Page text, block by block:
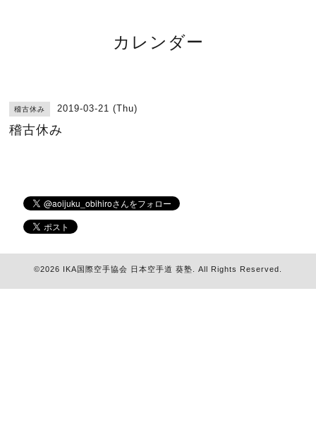
カレンダー
稽古休み 2019-03-21 (Thu)
稽古休み
©2026 IKA国際空手協会 日本空手道 葵塾 . All Rights Reserved.